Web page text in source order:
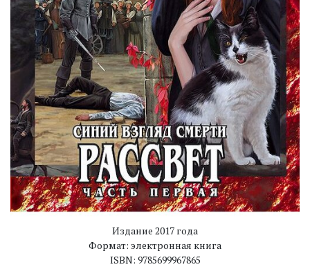
Издание 2017 года
Формат: электронная книга
ISBN: 9785699967865